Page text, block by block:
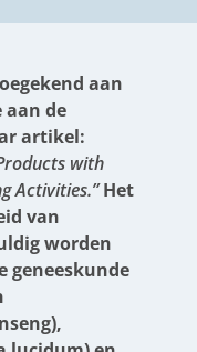
aan
aan de
artikel:
with
Activities.”Het
van
worden
geneeskunde